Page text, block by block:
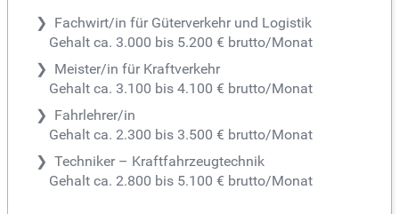
Fachwirt/in für Güterverkehr und Logistik
Gehalt ca. 3.000 bis 5.200 € brutto/Monat
Meister/in für Kraftverkehr
Gehalt ca. 3.100 bis 4.100 € brutto/Monat
Fahrlehrer/in
Gehalt ca. 2.300 bis 3.500 € brutto/Monat
Techniker – Kraftfahrzeugtechnik
Gehalt ca. 2.800 bis 5.100 € brutto/Monat